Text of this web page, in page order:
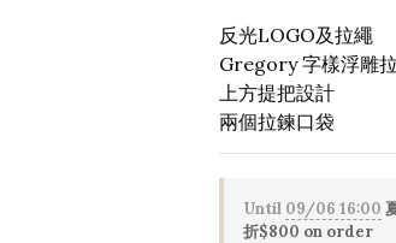
反光LOGO及拉繩
Gregory 字樣浮雕
上方提把設計
兩個拉鍊口袋
Until 09/06 16:00
折$800 on order